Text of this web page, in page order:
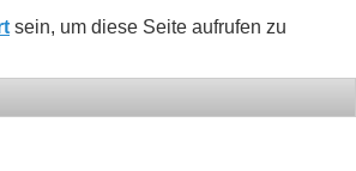
sein, um diese Seite aufrufen zu